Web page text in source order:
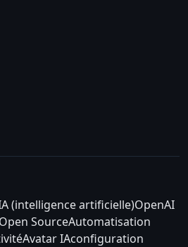
(intelligence artificielle)OpenAI
Open SourceAutomatisation
Avatar IAconfiguration